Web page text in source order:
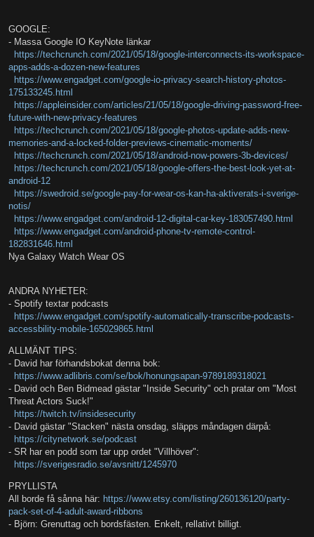
GOOGLE:
- Massa Google IO KeyNote länkar
https://techcrunch.com/2021/05/18/google-interconnects-its-workspace-
apps-adds-a-dozen-new-features
https://www.engadget.com/google-io-privacy-search-history-photos-
175133245.html
https://appleinsider.com/articles/21/05/18/google-driving-password-free-
future-with-new-privacy-features
https://techcrunch.com/2021/05/18/google-photos-update-adds-new-
memories-and-a-locked-folder-previews-cinematic-moments/
https://techcrunch.com/2021/05/18/android-now-powers-3b-devices/
https://techcrunch.com/2021/05/18/google-offers-the-best-look-yet-at-
android-12
https://swedroid.se/google-pay-for-wear-os-kan-ha-aktiverats-i-sverige-
notis/
https://www.engadget.com/android-12-digital-car-key-183057490.html
https://www.engadget.com/android-phone-tv-remote-control-
182831646.html
Nya Galaxy Watch Wear OS
ANDRA NYHETER:
- Spotify textar podcasts
https://www.engadget.com/spotify-automatically-transcribe-podcasts-
accessbility-mobile-165029865.html
ALLMÄNT TIPS:
- David har förhandsbokat denna bok:
https://www.adlibris.com/se/bok/honungsapan-9789189318021
- David och Ben Bidmead gästar "Inside Security" och pratar om "Most
Threat Actors Suck!"
https://twitch.tv/insidesecurity
- David gästar "Stacken" nästa onsdag, släpps måndagen därpå:
https://citynetwork.se/podcast
- SR har en podd som tar upp ordet "Villhöver":
https://sverigesradio.se/avsnitt/1245970
PRYLLISTA
All borde få sånna här: https://www.etsy.com/listing/260136120/party-
pack-set-of-4-adult-award-ribbons
- Björn: Grenuttag och bordsfästen. Enkelt, rellativt billigt.